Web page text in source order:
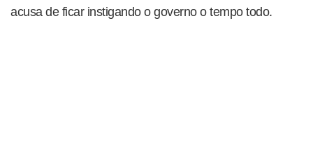
acusa de ficar instigando o governo o tempo todo.